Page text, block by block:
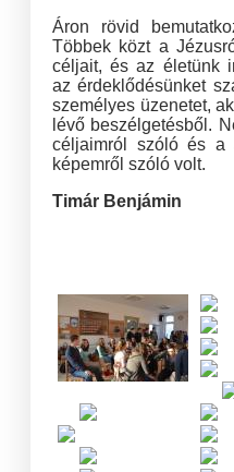
Áron rövid
Többek közt a
céljait, és az életünk
az érdeklődésünket
személyes üzenetet,
lévő beszélgetésből.
céljaimról szóló és a
képemről szóló volt.
Timár Benjámin